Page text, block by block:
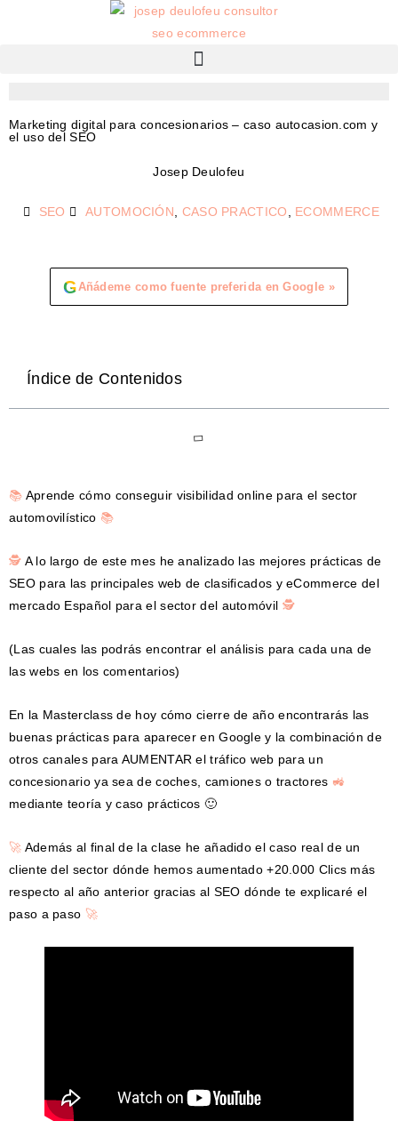
Marketing digital para concesionarios – caso autocasion.com y
el uso del SEO
Josep Deulofeu
SEO AUTOMOCIÓN CASO PRACTICO ECOMMERCE
GAñádeme como fuente preferida en Google »
Índice de Contenidos
📚 Aprende cómo conseguir visibilidad online para el sector
automovilístico 📚
🕵 A lo largo de este mes he analizado las mejores prácticas de
SEO para las principales web de clasificados y eCommerce del
mercado Español para el sector del automóvil 🕵
(Las cuales las podrás encontrar el análisis para cada una de
las webs en los comentarios)
En la Masterclass de hoy cómo cierre de año encontrarás las
buenas prácticas para aparecer en Google y la combinación de
otros canales para AUMENTAR el tráfico web para un
concesionario ya sea de coches, camiones o tractores 🚜
mediante teoría y caso prácticos 🙂
🚀 Además al final de la clase he añadido el caso real de un
cliente del sector dónde hemos aumentado +20.000 Clics más
respecto al año anterior gracias al SEO dónde te explicaré el
paso a paso 🚀